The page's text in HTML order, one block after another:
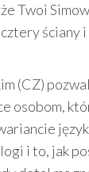
Twoi
ściany
(CZ)
osobom,
i to, jak